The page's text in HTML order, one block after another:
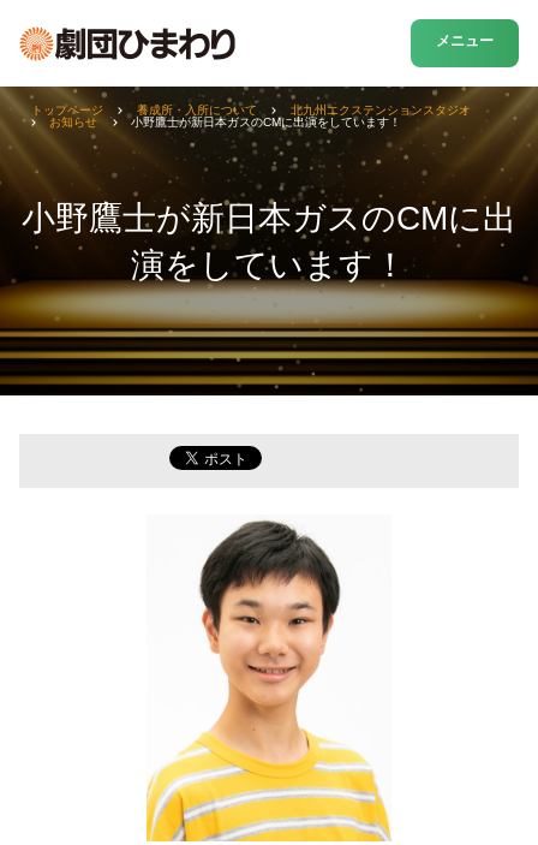
メニュー
小野鷹士が新日本ガスのCMに出
演をしています！
トップページ 養成所・入所について
北九州エクステンションスタジオ
お知らせ
小野鷹士が新日本ガスのCMに出演をしています！